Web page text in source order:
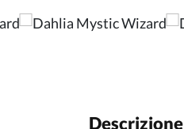
Descrizione